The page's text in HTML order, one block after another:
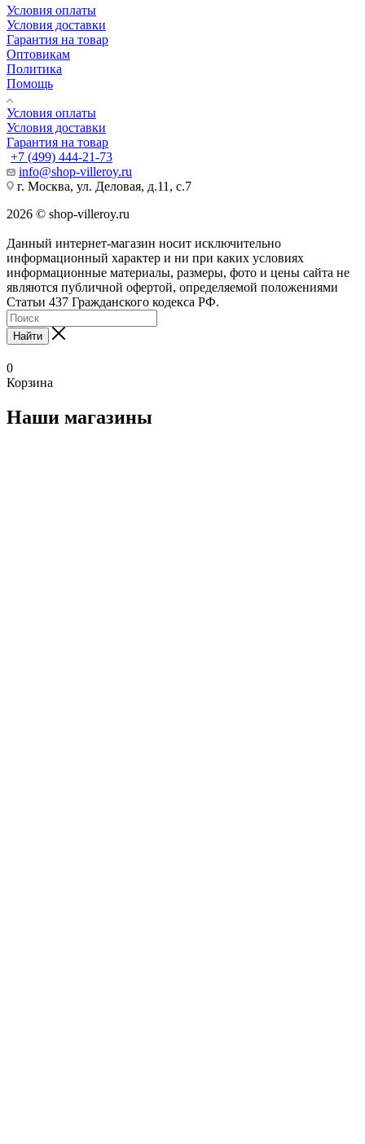
Условия оплаты
Условия доставки
Гарантия на товар
Оптовикам
Политика
Помощь
Условия оплаты
Условия доставки
Гарантия на товар
+7 (499) 444-21-73
info@shop-villeroy.ru
г. Москва, ул. Деловая, д.11, с.7
2026 © shop-villeroy.ru
Данный интернет-магазин носит исключительно
информационный характер и ни при каких условиях
информационные материалы, размеры, фото и цены сайта не
являются публичной офертой, определяемой положениями
Статьи 437 Гражданского кодекса РФ.
Найти
0
Корзина
Наши магазины